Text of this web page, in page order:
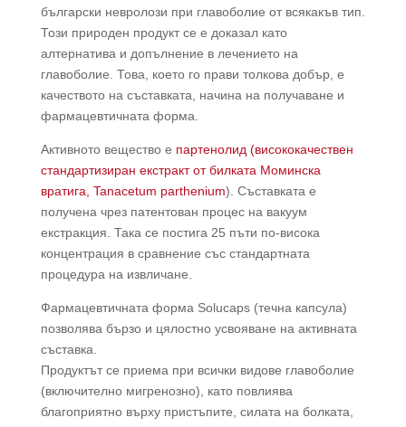
български невролози при главоболие от всякакъв тип.
Този природен продукт се е доказал като
алтернатива и допълнение в лечението на
главоболие. Това, което го прави толкова добър, е
качеството на съставката, начина на получаване и
фармацевтичната форма.
Активното вещество е партенолид (висококачествен
стандартизиран екстракт от билката Моминска
вратига, Tanacetum parthenium). Съставката е
получена чрез патентован процес на вакуум
екстракция. Така се постига 25 пъти по-висока
концентрация в сравнение със стандартната
процедура на извличане.
Фармацевтичната форма Solucaps (течна капсула)
позволява бързо и цялостно усвояване на активната
съставка.
Продуктът се приема при всички видове главоболие
(включително мигренозно), като повлиява
благоприятно върху пристъпите, силата на болката,